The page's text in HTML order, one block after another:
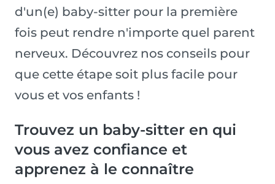
d'un(e) baby-sitter pour la première
fois peut rendre n'importe quel parent
nerveux. Découvrez nos conseils pour
que cette étape soit plus facile pour
vous et vos enfants !
Trouvez un baby-sitter en qui
vous avez confiance et
apprenez à le connaître